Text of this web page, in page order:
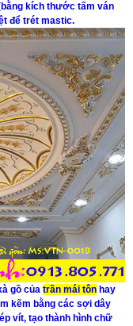
kích thước tấm ván
để trét mastic.
gồ của trần mái tôn hay
kẽm bằng các sợi dây
vít, tạo thành hình chữ